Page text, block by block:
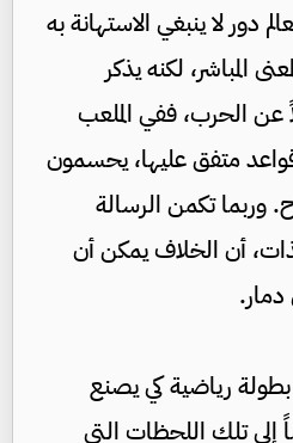
دور لا ينبغي الاستهانة به
المباشر، لكنه يذكر
عن الحرب، ففي الملعب
متفق عليها، يحسمون
وربما تكمن الرسالة
أن الخلاف يمكن أن
بطولة رياضية كي يصنع
إلى تلك اللحظات التي